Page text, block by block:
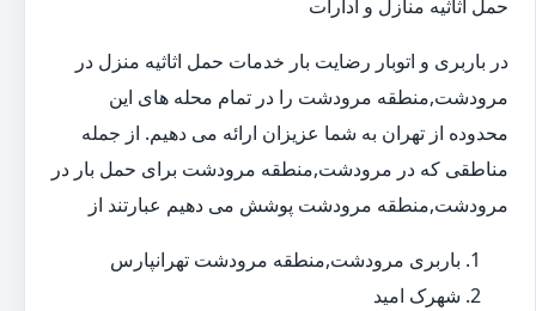
حمل اثاثیه منازل و ادارات
در باربری و اتوبار رضایت بار خدمات حمل اثاثیه منزل در
مرودشت,منطقه مرودشت را در تمام محله های این
محدوده از تهران به شما عزیزان ارائه می دهیم. از جمله
مناطقی که در مرودشت,منطقه مرودشت برای حمل بار در
مرودشت,منطقه مرودشت پوشش می دهیم عبارتند از
باربری مرودشت,منطقه مرودشت تهرانپارس
شهرک امید